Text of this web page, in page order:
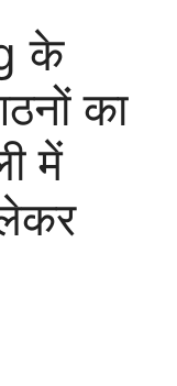
के
का
में